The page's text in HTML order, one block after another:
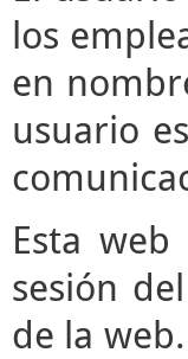
los
en
usuario
Esta
sesión
de la